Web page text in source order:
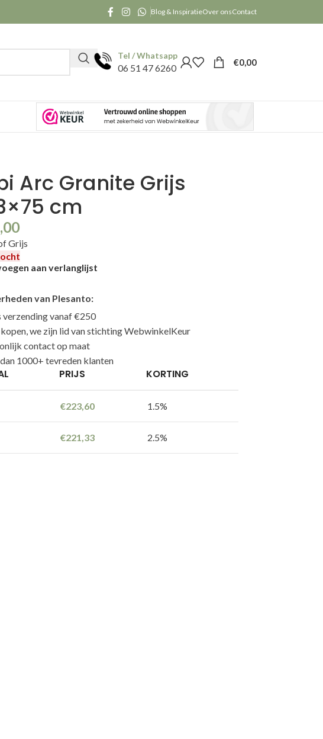
Blog & InspiratieOver onsContact
Tel / Whatsapp
06 51 47 6260
€0,00
Arc Granite Grijs
cm
Grijs
aan verlanglijst
van Plesanto:
verzending vanaf €250
we zijn lid van stichting WebwinkelKeur
contact op maat
1000+ tevreden klanten
PRIJS KORTING
€223,60 1.5%
€221,33 2.5%